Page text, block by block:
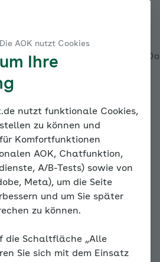
Mein Coach Meine
viele Gesichter
AOK nutzt Cookies
Ihre
nutzt funktionale Cookies,
zu können und
Komfortfunktionen
AOK, Chatfunktion,
A/B-Tests) sowie von
Meta), um die Seite
und um Sie später
zu können.
die Schaltfläche „Alle
Sie sich mit dem Einsatz